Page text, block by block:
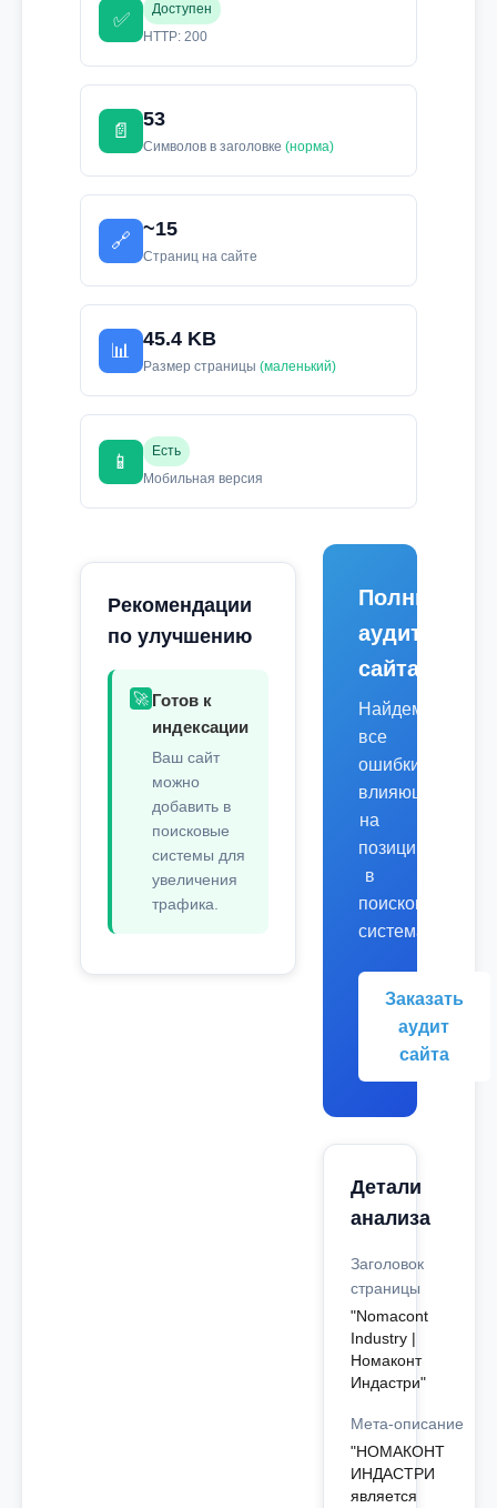
✅
Доступен
HTTP: 200
📄
53
Символов в заголовке (норма)
🔗
~15
Страниц на сайте
📊
45.4 KB
Размер страницы (маленький)
📱
Есть
Мобильная версия
Рекомендации
по улучшению
🚀 Готов к
индексации
Ваш сайт
можно
добавить в
поисковые
системы для
увеличения
трафика.
Полный
аудит
сайта
Найдем
все
ошибки,
влияющие
на
позиции
в
поисковых
системах.
Заказать
аудит
сайта
Детали
анализа
Заголовок
страницы
"Nomacont
Industry |
Номаконт
Индастри"
Мета-описание
"НОМАКОНТ
ИНДАСТРИ
является